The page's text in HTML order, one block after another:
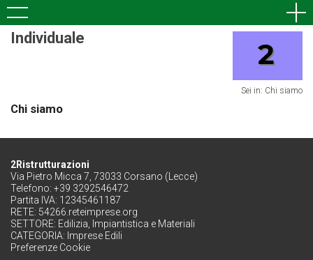
Individuale
Sei in: Chi siamo
Chi siamo
2Ristrutturazioni
Via Pietro Micca 7, 73033 Corsano (Lecce)
Telefono: +39 3292546472
Partita IVA: 12345461187
RETE: 54266.reteimprese.org
SETTORE: Edilizia, Impiantistica e Materiali
CATEGORIA: Imprese Edili
Preferenze Cookie